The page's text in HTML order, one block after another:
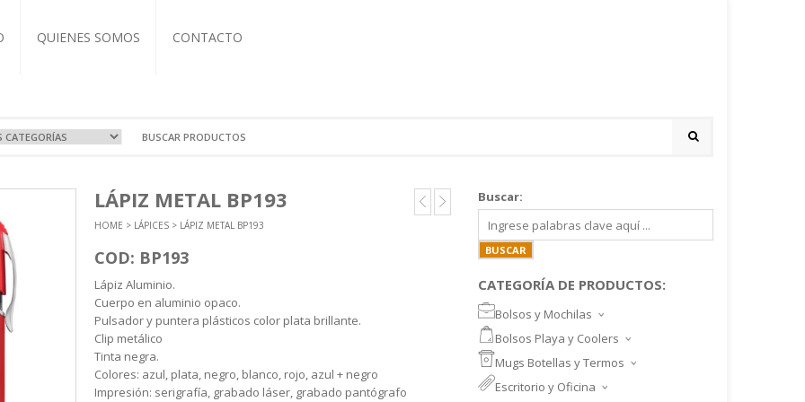
QUIENES SOMOS CONTACTO
Y VIAJE
Y TERMOS
ECO
LÁPIZ METAL BP193
HOME > LÁPICES> LÁPIZ METAL BP193
COD: BP193
Lápiz Aluminio.
Cuerpo en aluminio opaco.
Pulsador y puntera plásticos color plata brillante.
Clip metálico
Tinta negra.
Colores: azul, plata, negro, blanco, rojo, azul + negro
Impresión: serigrafía, grabado láser, grabado pantógrafo
Buscar:
CATEGORÍA DE PRODUCTOS:
Bolsos y Mochilas
MOCHILAS DEPORTIVAS
MOCHILAS NOTEBOOK
MALETINES Y FUNDAS
Bolsos Playa y Coolers
BOLSOS DE PLAYA
COOLERS
MORRALES
Mugs Botellas y Termos
MUGS
TAZA DE VIDRIO
Escritorio y Oficina